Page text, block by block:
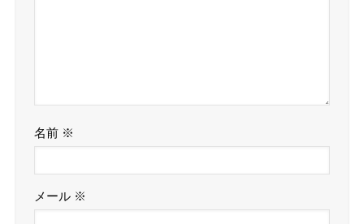
名前 ※
メール ※